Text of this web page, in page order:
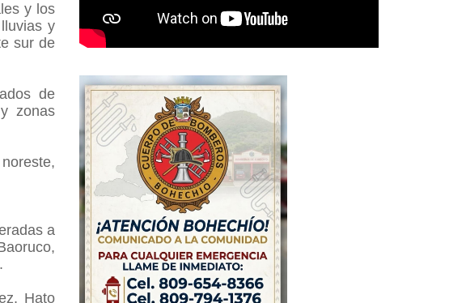
y los
y
sur de
de
zonas
a
Hato